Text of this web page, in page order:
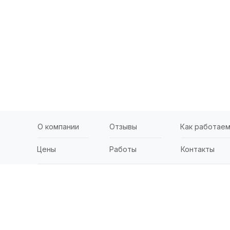
О компании Отзывы Как работаем
Работы Контакты
Цены